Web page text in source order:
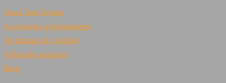
Quad Tout-Terrain
Accessoires et équipements
Techniques de conduite
Véhicules motorisés
Blog